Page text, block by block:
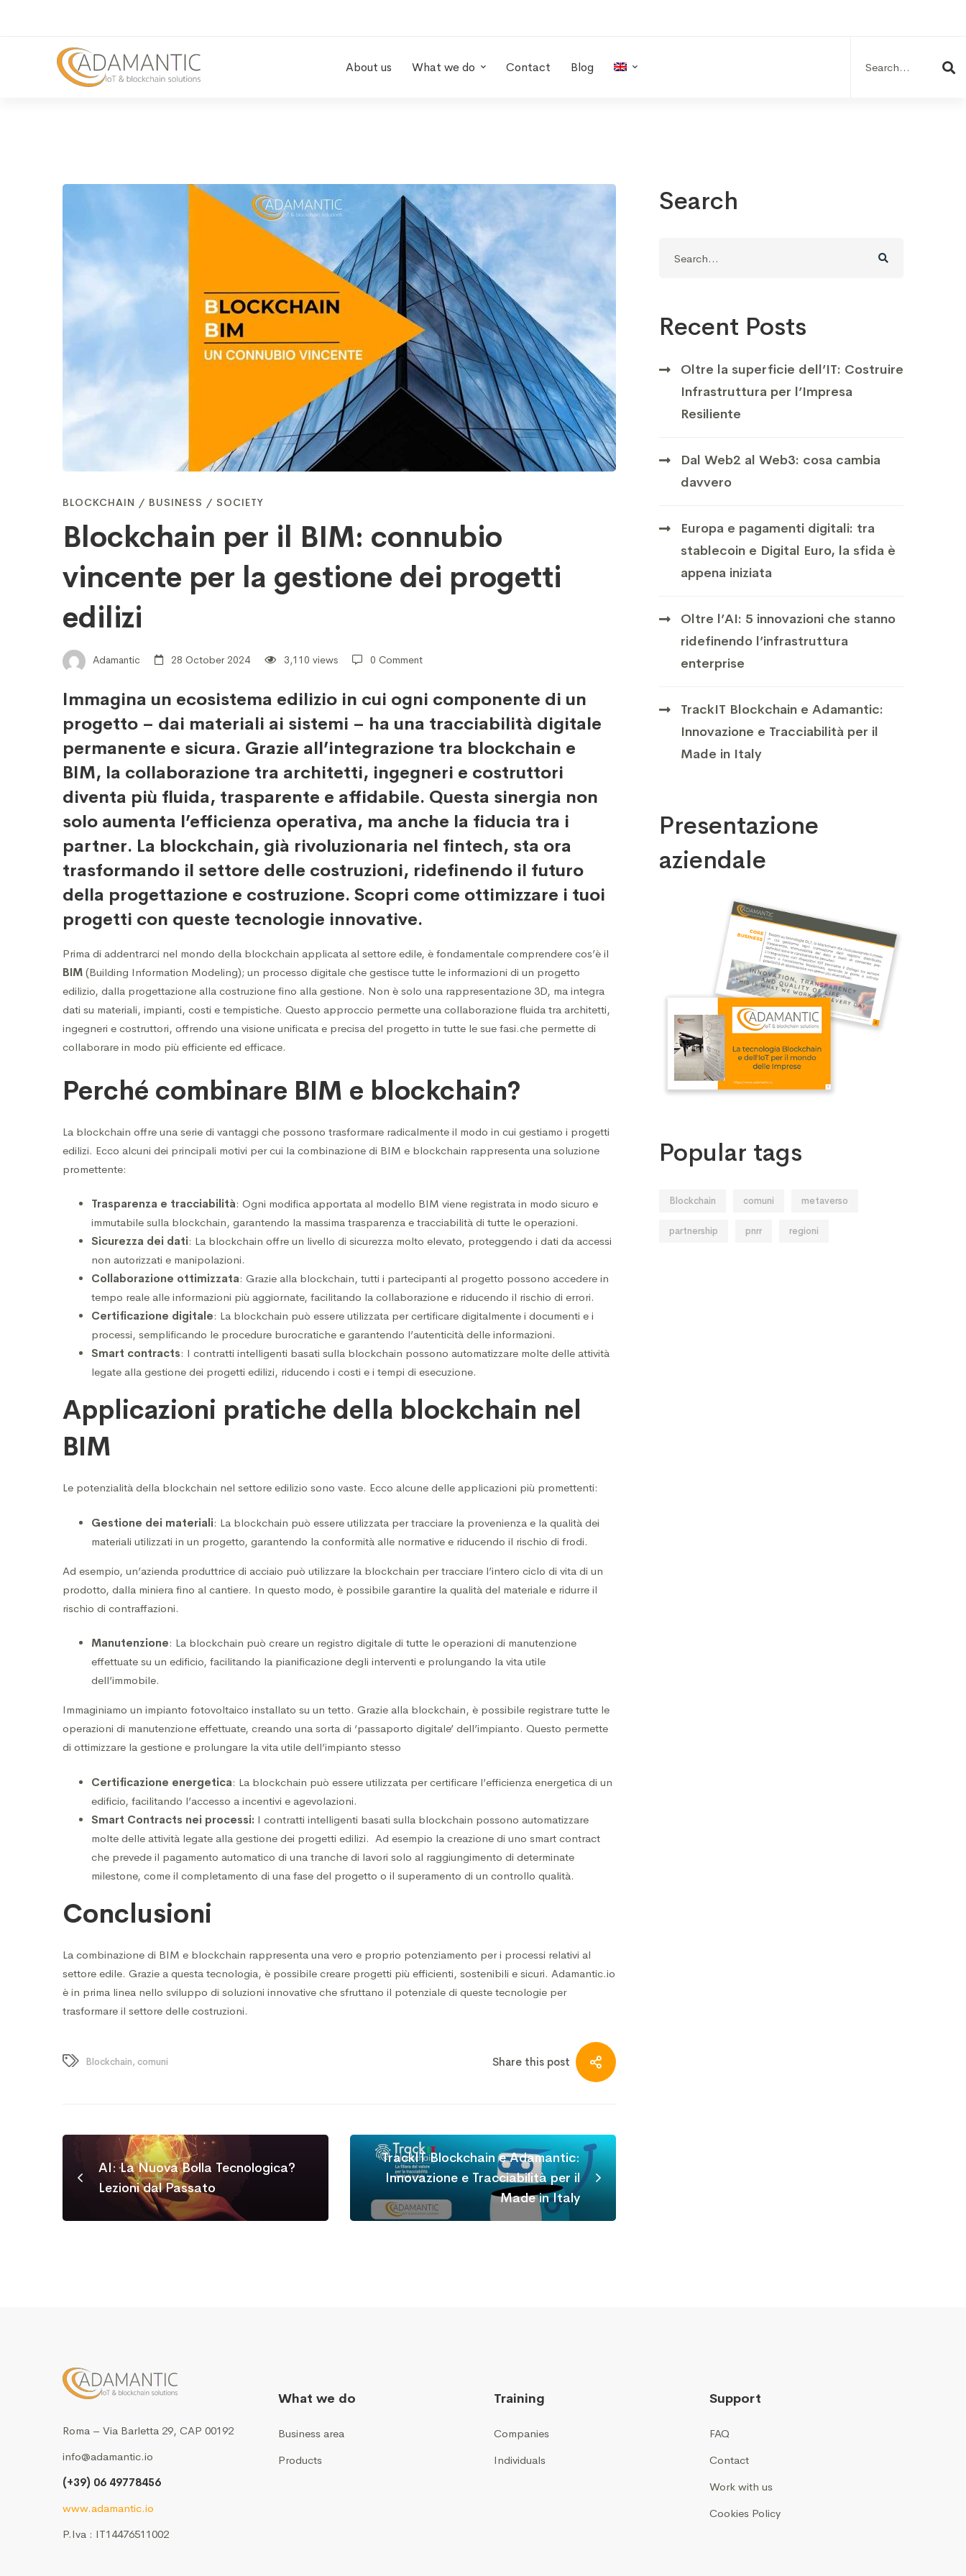
About us What we do Contact Blog
for:
Blockchain
per
il
BIM:
connubio
vincente
per
la
gestione
dei
progetti
edilizi
BLOCKCHAIN / BUSINESS / SOCIETY
Blockchain per il BIM: connubio
vincente per la gestione dei progetti
edilizi
Adamantic 28 October 2024 3,110 views 0 Comment
Immagina un ecosistema edilizio in cui ogni componente di un
progetto – dai materiali ai sistemi – ha una tracciabilità digitale
permanente e sicura. Grazie all’integrazione tra blockchain e
BIM, la collaborazione tra architetti, ingegneri e costruttori
diventa più fluida, trasparente e affidabile. Questa sinergia non
solo aumenta l’efficienza operativa, ma anche la fiducia tra i
partner. La blockchain, già rivoluzionaria nel fintech, sta ora
trasformando il settore delle costruzioni, ridefinendo il futuro
della progettazione e costruzione. Scopri come ottimizzare i tuoi
progetti con queste tecnologie innovative.
Prima di addentrarci nel mondo della blockchain applicata al settore edile, è fondamentale comprendere cos’è il
BIM (Building Information Modeling); un processo digitale che gestisce tutte le informazioni di un progetto
edilizio, dalla progettazione alla costruzione fino alla gestione. Non è solo una rappresentazione 3D, ma integra
dati su materiali, impianti, costi e tempistiche. Questo approccio permette una collaborazione fluida tra architetti,
ingegneri e costruttori, offrendo una visione unificata e precisa del progetto in tutte le sue fasi.che permette di
collaborare in modo più efficiente ed efficace.
Perché combinare BIM e blockchain?
La blockchain offre una serie di vantaggi che possono trasformare radicalmente il modo in cui gestiamo i progetti
edilizi. Ecco alcuni dei principali motivi per cui la combinazione di BIM e blockchain rappresenta una soluzione
promettente:
Trasparenza e tracciabilità: Ogni modifica apportata al modello BIM viene registrata in modo sicuro e
immutabile sulla blockchain, garantendo la massima trasparenza e tracciabilità di tutte le operazioni.
Sicurezza dei dati: La blockchain offre un livello di sicurezza molto elevato, proteggendo i dati da accessi
non autorizzati e manipolazioni.
Collaborazione ottimizzata: Grazie alla blockchain, tutti i partecipanti al progetto possono accedere in
tempo reale alle informazioni più aggiornate, facilitando la collaborazione e riducendo il rischio di errori.
Certificazione digitale: La blockchain può essere utilizzata per certificare digitalmente i documenti e i
processi, semplificando le procedure burocratiche e garantendo l’autenticità delle informazioni.
Smart contracts: I contratti intelligenti basati sulla blockchain possono automatizzare molte delle attività
legate alla gestione dei progetti edilizi, riducendo i costi e i tempi di esecuzione.
Applicazioni pratiche della blockchain nel
BIM
Le potenzialità della blockchain nel settore edilizio sono vaste. Ecco alcune delle applicazioni più promettenti:
Gestione dei materiali: La blockchain può essere utilizzata per tracciare la provenienza e la qualità dei
materiali utilizzati in un progetto, garantendo la conformità alle normative e riducendo il rischio di frodi.
Ad esempio, un’azienda produttrice di acciaio può utilizzare la blockchain per tracciare l’intero ciclo di vita di un
prodotto, dalla miniera fino al cantiere. In questo modo, è possibile garantire la qualità del materiale e ridurre il
rischio di contraffazioni.
Manutenzione: La blockchain può creare un registro digitale di tutte le operazioni di manutenzione
effettuate su un edificio, facilitando la pianificazione degli interventi e prolungando la vita utile
dell’immobile.
Immaginiamo un impianto fotovoltaico installato su un tetto. Grazie alla blockchain, è possibile registrare tutte le
operazioni di manutenzione effettuate, creando una sorta di ‘passaporto digitale’ dell’impianto. Questo permette
di ottimizzare la gestione e prolungare la vita utile dell’impianto stesso
Certificazione energetica: La blockchain può essere utilizzata per certificare l’efficienza energetica di un
edificio, facilitando l’accesso a incentivi e agevolazioni.
Smart Contracts nei processi: I contratti intelligenti basati sulla blockchain possono automatizzare
molte delle attività legate alla gestione dei progetti edilizi. Ad esempio la creazione di uno smart contract
che prevede il pagamento automatico di una tranche di lavori solo al raggiungimento di determinate
milestone, come il completamento di una fase del progetto o il superamento di un controllo qualità.
Conclusioni
La combinazione di BIM e blockchain rappresenta una vero e proprio potenziamento per i processi relativi al
settore edile. Grazie a questa tecnologia, è possibile creare progetti più efficienti, sostenibili e sicuri. Adamantic.io
è in prima linea nello sviluppo di soluzioni innovative che sfruttano il potenziale di queste tecnologie per
trasformare il settore delle costruzioni.
Blockchain, comuni Share this post
AI: La Nuova Bolla Tecnologica?
Lezioni dal Passato
TrackIT Blockchain e Adamantic:
Innovazione e Tracciabilità per il
Made in Italy
Search
for:
Recent Posts
Oltre la superficie dell’IT: Costruire
Infrastruttura per l’Impresa
Resiliente
Dal Web2 al Web3: cosa cambia
davvero
Europa e pagamenti digitali: tra
stablecoin e Digital Euro, la sfida è
appena iniziata
Oltre l’AI: 5 innovazioni che stanno
ridefinendo l’infrastruttura
enterprise
TrackIT Blockchain e Adamantic:
Innovazione e Tracciabilità per il
Made in Italy
Presentazione
aziendale
Popular tags
Blockchain comuni metaverso
partnership pnrr regioni
Roma – Via Barletta 29, CAP 00192
info@adamantic.io
(+39) 06 49778456
www.adamantic.io
P.Iva : IT14476511002
What we do
Business area
Products
Training
Companies
Individuals
Support
FAQ
Contact
Work with us
Cookies Policy